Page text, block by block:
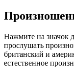
Нажмите на значок
прослушать
британский и
естественное